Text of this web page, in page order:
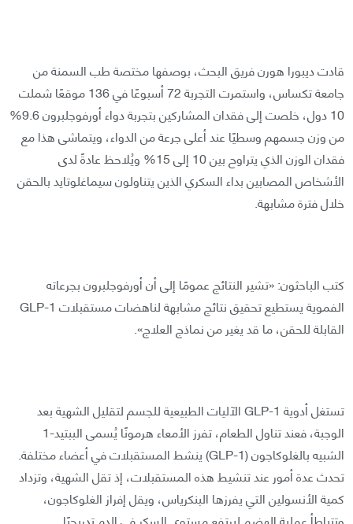
قادت ديبورا هورن فريق البحث، بوصفها مختصة طب السمنة من
جامعة تكساس، واستمرت التجربة 72 أسبوعًا في 136 موقعًا شملت
10 دول، خلصت إلى فقدان المشاركين بتجربة دواء أورفوجلبرون 9.6%
من وزن جسمهم وسطيًا عند أعلى جرعة من الدواء، ويتماشى هذا مع
فقدان الوزن الذي يتراوح بين 10 إلى 15% ويُلاحظ عادةً لدى
الأشخاص المصابين بداء السكري الذين يتناولون سيماغلوتايد بالحقن
خلال فترة مشابهة.
كتب الباحثون: «تشير النتائج عمومًا إلى أن أورفوجلبرون بجرعاته
الفموية يستطيع تحقيق نتائج مشابهة لناهضات مستقبلات GLP-1
القابلة للحقن، ما قد يغير من نماذج العلاج».
تستغل أدوية GLP-1 الآليات الطبيعية للجسم لتقليل الشهية بعد
الوجبة، فعند تناول الطعام، تفرز الأمعاء هرمونًا يُسمى الببتيد-1
الشبيه بالغلوكاجون (GLP-1) ينشط المستقبلات في أعضاء مختلفة.
تحدث عدة أمور عند تنشيط هذه المستقبلات، إذ تقل الشهية، وتزداد
كمية الأنسولين التي يفرزها البنكرياس، ويقل إفراز الغلوكاجون،
وتتباطأ عملية الهضم ليرتفع مستوى السكر في الدم تدريجيًا.